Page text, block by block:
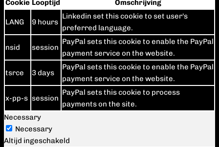
Cookie Looptijd Omschrijving
LANG 9 hours
Linkedin set this cookie to set user's
preferred language.
nsid session
PayPal sets this cookie to enable the PayPal
payment service on the website.
tsrce 3 days
PayPal sets this cookie to enable the PayPal
payment service on the website.
x-pp-s session
PayPal sets this cookie to process
payments on the site.
Necessary
Necessary
Altijd ingeschakeld